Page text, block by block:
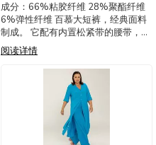
成分：66%粘胶纤维 28%聚酯纤维
6%弹性纤维 百慕大短裤，经典面料
制成。 它配有内置松紧带的腰带，前
袋上饰有同色系纽扣细节。 塑形对身
体略有松弛。 长度很短。 巴西制造。
可选颜色：黑色、蓝色、军装
3212001 - 经典短裤
阅读详情